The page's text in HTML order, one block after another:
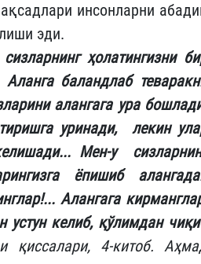
инсонларни
эди.
ҳолатингизни
баландлаб
алангага ура
уринади, лекин
Мен-у
ёпишиб
Алангага
устун келиб, қўлимдан
қиссалари, 4-китоб.